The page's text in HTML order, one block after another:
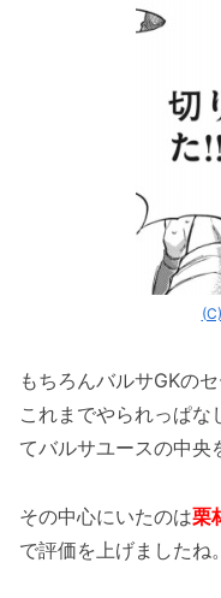
もちろんバルサGKの
これまでやられっぱな
てバルサユースの中央
その中心にいたのは栗
で評価を上げましたね。